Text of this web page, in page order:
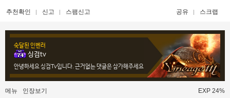
추천확인 신고 스팸신고 공유 스크랩
숙달된 인벤러
싱검tv
안녕하세요 싱검Tv입니다. 근거없는 댓글은 삼가해주세요
메뉴 인장보기 EXP 24%